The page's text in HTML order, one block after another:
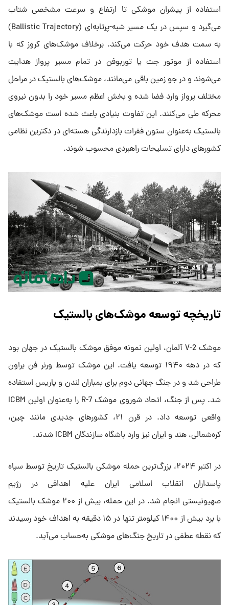
استفاده از پیشران موشکی تا ارتفاع و سرعت مشخصی شتاب
می‌گیرد و سپس در یک مسیر شبه-پرتابه‌ای (Ballistic Trajectory)
به سمت هدف خود حرکت می‌کند. برخلاف موشک‌های کروز که با
استفاده از موتور جت یا توربوفن در تمام مسیر پرواز هدایت
می‌شوند و در جو زمین باقی می‌مانند، موشک‌های بالستیک در مراحل
مختلف پرواز وارد فضا شده و بخش اعظم مسیر خود را بدون نیروی
محرکه طی می‌کنند. این تفاوت بنیادی باعث شده است موشک‌های
بالستیک به‌عنوان ستون فقرات بازدارندگی هسته‌ای در دکترین نظامی
کشورهای دارای تسلیحات راهبردی محسوب شوند.
تاریخچه توسعه موشک‌های بالستیک
موشک V-2 آلمان، اولین نمونه موفق موشک بالستیک در جهان بود
که در دهه ۱۹۴۰ توسعه یافت. این موشک توسط ورنر فن براون
طراحی شد و در جنگ جهانی دوم برای بمباران لندن و پاریس استفاده
شد. پس از جنگ، اتحاد شوروی موشک R-7 را به‌عنوان اولین ICBM
واقعی توسعه داد. در قرن ۲۱، کشورهای جدیدی مانند چین،
کره‌شمالی، هند و ایران نیز وارد باشگاه سازندگان ICBM شدند.
در اکتبر ۲۰۲۴، بزرگ‌ترین حمله موشکی بالستیک تاریخ توسط سپاه
پاسداران انقلاب اسلامی ایران علیه اهدافی در رژیم
صهیونیستی انجام شد. در این حمله، بیش از ۲۰۰ موشک بالستیک
با برد بیش از ۱۴۰۰ کیلومتر تنها در ۱۵ دقیقه به اهداف خود رسیدند
که نقطه عطفی در تاریخ جنگ‌های موشکی به‌حساب می‌آید.